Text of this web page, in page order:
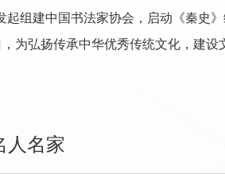
起组建中国书法家协会，启动《秦史
为弘扬传承中华优秀传统文化，建设
人名家